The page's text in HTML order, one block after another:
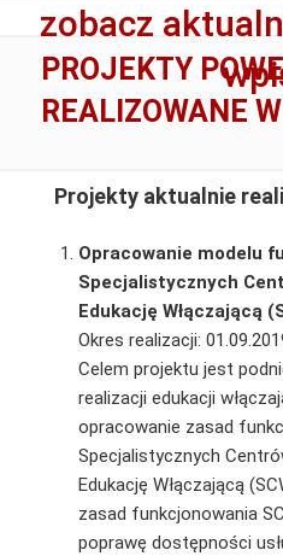
zobacz
PROJEKTY
REALIZOWANE
Projekty aktualnie
Opracowanie modelu
Specjalistycznych
Edukację Włączającą
Okres realizacji:
Celem projektu jest
realizacji edukacji
opracowanie zasad
Specjalistycznych
Edukację Włączającą
zasad funkcjonowania
poprawę dostępności